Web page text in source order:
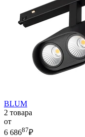
BLUM
2 товара
от
6 68687₽